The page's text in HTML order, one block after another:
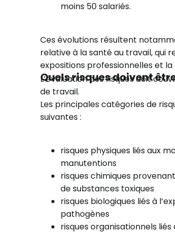
moins 50 salariés.
Ces évolutions résultent
relative à la santé au travail, qui
expositions professionnelles et
Quels risques doivent
L’évaluation des risques doit
de travail.
Les principales catégories de
suivantes :
risques physiques liés aux
manutentions
risques chimiques
de substances toxiques
risques biologiques liés à
pathogènes
risques organisationnels